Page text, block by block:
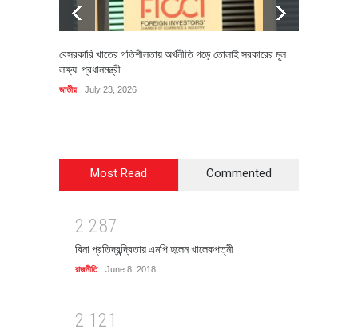
বেসরকারি খাতের গতিশীলতায় অর্থনীতি গড়ে তোলাই সরকারের মূল
লক্ষ্য: প্রধানমন্ত্রী
জাতীয় July 23, 2026
Most Read Commented
2 287
বিনা প্রতিদ্বন্দ্বিতায় এমপি হলেন খালেকপত্নী
রাজনীতি June 8, 2018
2 1 21